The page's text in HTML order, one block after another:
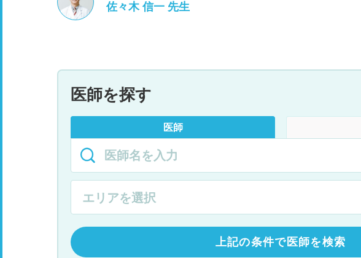
佐々木 信一 先生
医師を探す
医師
上記の条件で医師を検索